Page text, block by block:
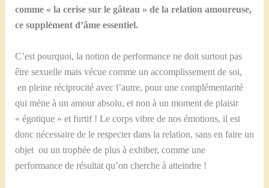
comme « la cerise sur le gâteau » de la relation amoureuse,
ce supplément d’âme essentiel.
C’est pourquoi, la notion de performance ne doit surtout pas
être sexuelle mais vécue comme un accomplissement de soi,
en pleine réciprocité avec l’autre, pour une complémentarité
qui mène à un amour absolu, et non à un moment de plaisir
« égotique » et furtif ! Le corps vibre de nos émotions, il est
donc nécessaire de le respecter dans la relation, sans en faire un
objet ou un trophée de plus à exhiber, comme une
performance de résultat qu’on cherche à atteindre !